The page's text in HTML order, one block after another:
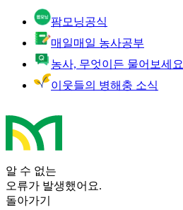
팜모닝공식
매일매일 농사공부
농사, 무엇이든 물어보세요
이웃들의 병해충 소식
알 수 없는
오류가 발생했어요.
돌아가기